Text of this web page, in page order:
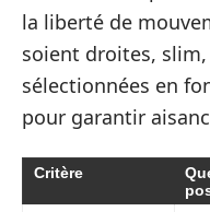
la liberté de
soient droites,
sélectionnées en
pour garantir
Critère